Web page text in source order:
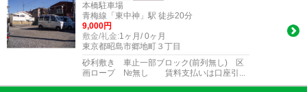
本橋駐車場
青梅線「東中神」駅 徒歩20分
9,000円
敷金/礼金:1ヶ月/ 0ヶ月
東京都昭島市郷地町３丁目
砂利敷き 車止一部ブロック(前列無し) 区
画ロープ №無し 賃料支払いは口座引...